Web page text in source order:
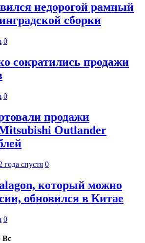
недорогой рамный
сборки
0
сократились продажи
0
продажи
Outlander
года спустя 0
который можно
обновился в Китае
0
Вс